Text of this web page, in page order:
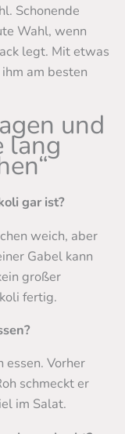
Schonende
Wahl, wenn
legt. Mit etwas
am besten
und
lang
gar ist?
weich, aber
Gabel kann
großer
fertig.
essen. Vorher
schmeckt er
im Salat.